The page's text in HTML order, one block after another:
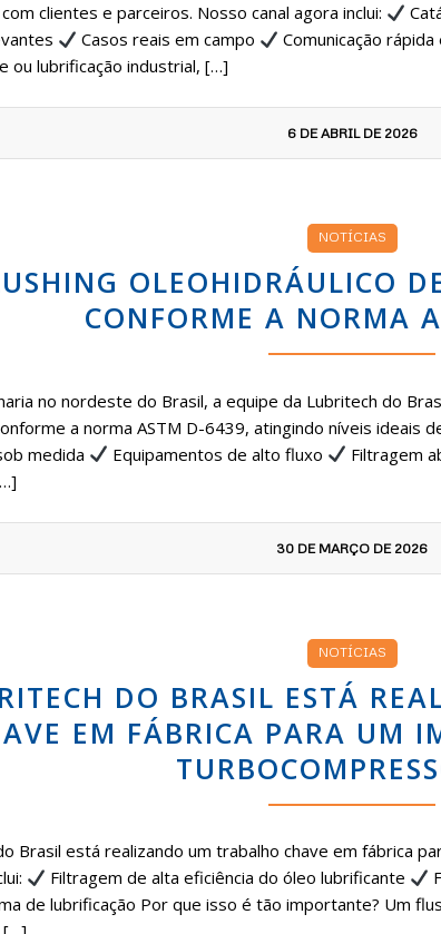
clientes e parceiros. Nosso canal agora inclui:
Casos reais em campo Comunicação
ou lubrificação industrial, […]
6 DE ABRIL DE 2026
NOTÍCIAS
OLEOHIDRÁULICO
CONFORME A NORMA
no nordeste do Brasil, a equipe da Lubritech do
a norma ASTM D-6439, atingindo níveis ideais
medida
Equipamentos de alto fluxo Filtragem
30 DE MARÇO DE 2026
NOTÍCIAS
DO BRASIL ESTÁ
EM FÁBRICA PARA UM
Brasil está realizando um trabalho chave em fábrica
Filtragem de alta eficiência do óleo lubrificante
de lubrificação Por que isso é tão importante? Um